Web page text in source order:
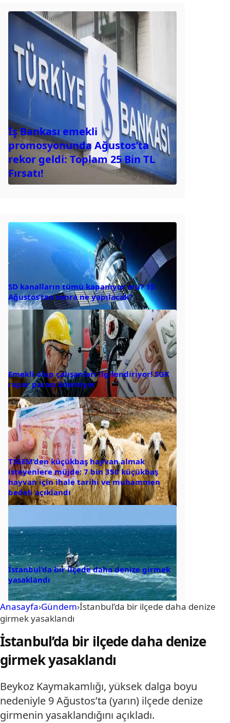
İş Bankası emekli
promosyonunda Ağustos’ta
rekor geldi: Toplam 25 Bin TL
Fırsatı!
SD kanalların tümü kapanıyor mu? 15
Ağustos’tan sonra ne yapılacak?
Emekli olup çalışanları ilgilendiriyor! SGK
rapor parası ödemiyor
TİGEM’den küçükbaş hayvan almak
isteyenlere müjde: 7 bin 350 küçükbaş
hayvan için ihale tarihi ve muhammen
bedeli açıklandı
İstanbul’da bir ilçede daha denize girmek
yasaklandı
Anasayfa›Gündem›İstanbul’da bir ilçede daha denize
girmek yasaklandı
İstanbul’da bir ilçede daha denize
girmek yasaklandı
Beykoz Kaymakamlığı, yüksek dalga boyu
nedeniyle 9 Ağustos’ta (yarın) ilçede denize
girmenin yasaklandığını açıkladı.